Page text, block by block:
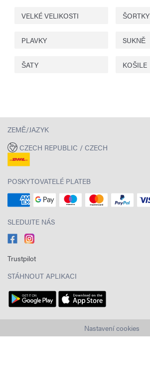
VELKÉ VELIKOSTI ŠORTKY
PLAVKY SUKNĚ
ŠATY KOŠILE
ZEMĚ/JAZYK
CZECH REPUBLIC / CZECH
POSKYTOVATELÉ PLATEB
SLEDUJTE NÁS
Trustpilot
STÁHNOUT APLIKACI
Nastavení cookies